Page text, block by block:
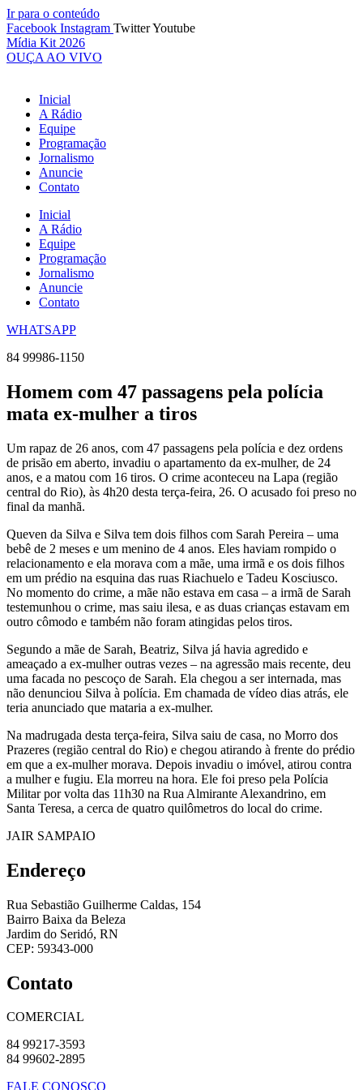
Ir para o conteúdo
Facebook Instagram TwitterYoutube
Mídia Kit 2026
OUÇA AO VIVO
Inicial
A Rádio
Equipe
Programação
Jornalismo
Anuncie
Contato
Inicial
A Rádio
Equipe
Programação
Jornalismo
Anuncie
Contato
WHATSAPP
84 99986-1150
Homem com 47 passagens pela polícia
mata ex-mulher a tiros
Um rapaz de 26 anos, com 47 passagens pela polícia e dez ordens
de prisão em aberto, invadiu o apartamento da ex-mulher, de 24
anos, e a matou com 16 tiros. O crime aconteceu na Lapa (região
central do Rio), às 4h20 desta terça-feira, 26. O acusado foi preso no
final da manhã.
Queven da Silva e Silva tem dois filhos com Sarah Pereira – uma
bebê de 2 meses e um menino de 4 anos. Eles haviam rompido o
relacionamento e ela morava com a mãe, uma irmã e os dois filhos
em um prédio na esquina das ruas Riachuelo e Tadeu Kosciusco.
No momento do crime, a mãe não estava em casa – a irmã de Sarah
testemunhou o crime, mas saiu ilesa, e as duas crianças estavam em
outro cômodo e também não foram atingidas pelos tiros.
Segundo a mãe de Sarah, Beatriz, Silva já havia agredido e
ameaçado a ex-mulher outras vezes – na agressão mais recente, deu
uma facada no pescoço de Sarah. Ela chegou a ser internada, mas
não denunciou Silva à polícia. Em chamada de vídeo dias atrás, ele
teria anunciado que mataria a ex-mulher.
Na madrugada desta terça-feira, Silva saiu de casa, no Morro dos
Prazeres (região central do Rio) e chegou atirando à frente do prédio
em que a ex-mulher morava. Depois invadiu o imóvel, atirou contra
a mulher e fugiu. Ela morreu na hora. Ele foi preso pela Polícia
Militar por volta das 11h30 na Rua Almirante Alexandrino, em
Santa Teresa, a cerca de quatro quilômetros do local do crime.
JAIR SAMPAIO
Endereço
Rua Sebastião Guilherme Caldas, 154
Bairro Baixa da Beleza
Jardim do Seridó, RN
CEP: 59343-000
Contato
COMERCIAL
84 99217-3593
84 99602-2895
FALE CONOSCO